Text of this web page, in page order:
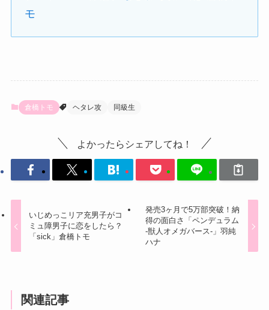
モ
倉橋トモ ヘタレ攻 同級生
よかったらシェアしてね！
いじめっこリア充男子がコ
ミュ障男子に恋をしたら？
「sick」倉橋トモ
発売3ヶ月で5万部突破！納
得の面白さ「ペンデュラム
-獣人オメガバース-」羽純
ハナ
関連記事